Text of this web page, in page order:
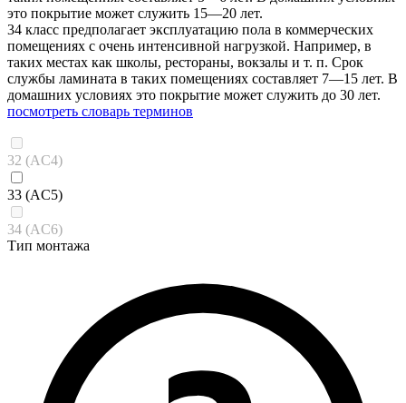
это покрытие может служить 15—20 лет.
34 класс предполагает эксплуатацию пола в коммерческих
помещениях с очень интенсивной нагрузкой. Например, в
таких местах как школы, рестораны, вокзалы и т. п. Срок
службы ламината в таких помещениях составляет 7—15 лет. В
домашних условиях это покрытие может служить до 30 лет.
посмотреть словарь терминов
32 (AC4)
33 (AC5)
34 (AC6)
Тип монтажа